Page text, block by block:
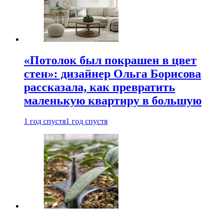
«Потолок был покрашен в цвет
стен»: дизайнер Ольга Борисова
рассказала, как превратить
маленькую квартиру в большую
1 год спустя1 год спустя